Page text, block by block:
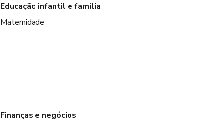
Educação infantil e família
Maternidade
Finanças e negócios